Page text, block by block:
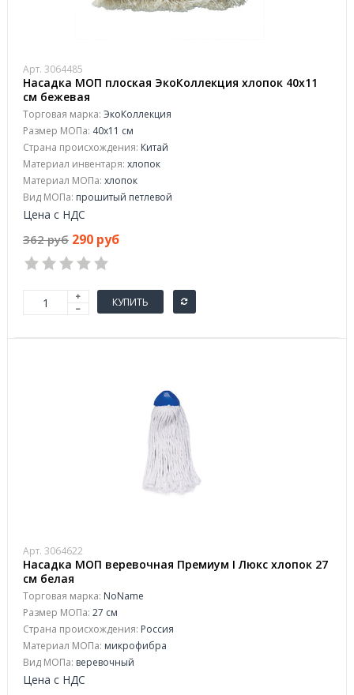
Арт. 3064485
Насадка МОП плоская ЭкоКоллекция хлопок 40x11
см бежевая
Торговая марка: ЭкоКоллекция
Размер МОПа: 40x11 см
Страна происхождения: Китай
Материал инвентаря: хлопок
Материал МОПа: хлопок
Вид МОПа: прошитый петлевой
Цена с НДС
362 руб 290 руб
КУПИТЬ
Арт. 3064622
Насадка МОП веревочная Премиум I Люкс хлопок 27
см белая
Торговая марка: NoName
Размер МОПа: 27 см
Страна происхождения: Россия
Материал МОПа: микрофибра
Вид МОПа: веревочный
Цена с НДС